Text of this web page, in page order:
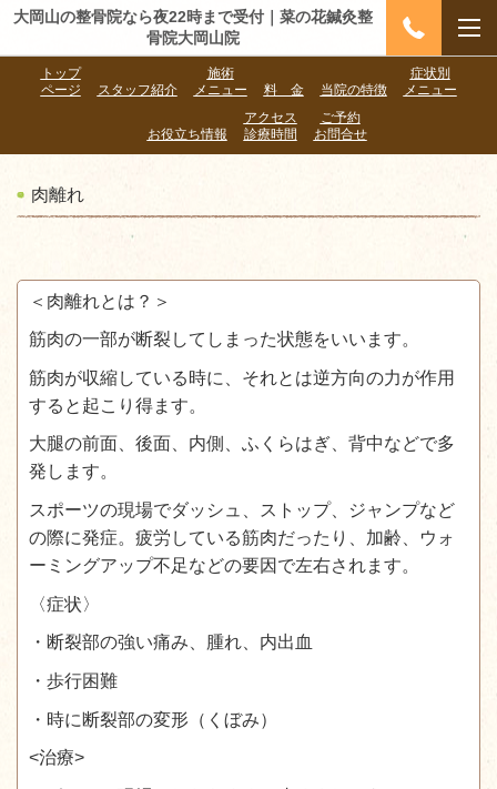
大岡山の整骨院なら夜22時まで受付｜菜の花鍼灸整
骨院大岡山院
トップ
ページ
スタッフ紹介
施術
メニュー
料 金 当院の特徴
症状別
メニュー
お役立ち情報
アクセス
診療時間
ご予約
お問合せ
肉離れ
＜肉離れとは？＞
筋肉の一部が断裂してしまった状態をいいます。
筋肉が収縮している時に、それとは逆方向の力が作用
すると起こり得ます。
大腿の前面、後面、内側、ふくらはぎ、背中などで多
発します。
スポーツの現場でダッシュ、ストップ、ジャンプなど
の際に発症。疲労している筋肉だったり、加齢、ウォ
ーミングアップ不足などの要因で左右されます。
〈症状〉
・断裂部の強い痛み、腫れ、内出血
・歩行困難
・時に断裂部の変形（くぼみ）
<治療>